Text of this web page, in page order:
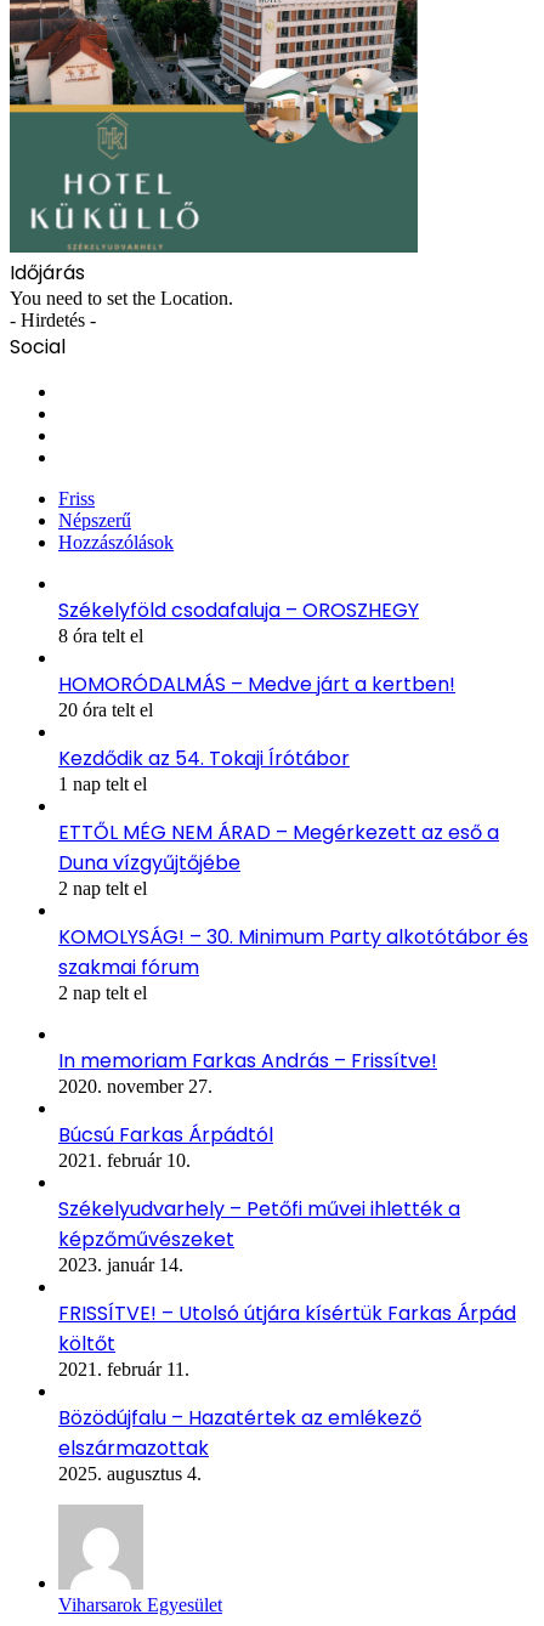
Időjárás
You need to set the Location.
- Hirdetés -
Social
Friss
Népszerű
Hozzászólások
Székelyföld csodafaluja – OROSZHEGY
8 óra telt el
HOMORÓDALMÁS – Medve járt a kertben!
20 óra telt el
Kezdődik az 54. Tokaji Írótábor
1 nap telt el
ETTŐL MÉG NEM ÁRAD – Megérkezett az eső a
Duna vízgyűjtőjébe
2 nap telt el
KOMOLYSÁG! – 30. Minimum Party alkotótábor és
szakmai fórum
2 nap telt el
In memoriam Farkas András – Frissítve!
2020. november 27.
Búcsú Farkas Árpádtól
2021. február 10.
Székelyudvarhely – Petőfi művei ihlették a
képzőművészeket
2023. január 14.
FRISSÍTVE! – Utolsó útjára kísértük Farkas Árpád
költőt
2021. február 11.
Bözödújfalu – Hazatértek az emlékező
elszármazottak
2025. augusztus 4.
Viharsarok Egyesület